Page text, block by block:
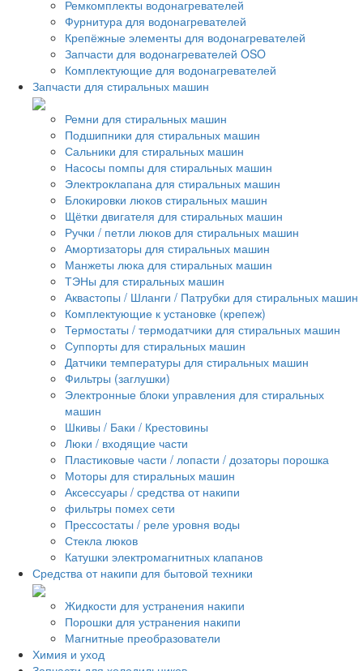
Ремкомплекты водонагревателей
Фурнитура для водонагревателей
Крепёжные элементы для водонагревателей
Запчасти для водонагревателей OSO
Комплектующие для водонагревателей
Запчасти для стиральных машин
Ремни для стиральных машин
Подшипники для стиральных машин
Сальники для стиральных машин
Насосы помпы для стиральных машин
Электроклапана для стиральных машин
Блокировки люков стиральных машин
Щётки двигателя для стиральных машин
Ручки / петли люков для стиральных машин
Амортизаторы для стиральных машин
Манжеты люка для стиральных машин
ТЭНы для стиральных машин
Аквастопы / Шланги / Патрубки для стиральных машин
Комплектующие к установке (крепеж)
Термостаты / термодатчики для стиральных машин
Суппорты для стиральных машин
Датчики температуры для стиральных машин
Фильтры (заглушки)
Электронные блоки управления для стиральных
машин
Шкивы / Баки / Крестовины
Люки / входящие части
Пластиковые части / лопасти / дозаторы порошка
Моторы для стиральных машин
Аксессуары / средства от накипи
фильтры помех сети
Прессостаты / реле уровня воды
Стекла люков
Катушки электромагнитных клапанов
Средства от накипи для бытовой техники
Жидкости для устранения накипи
Порошки для устранения накипи
Магнитные преобразователи
Химия и уход